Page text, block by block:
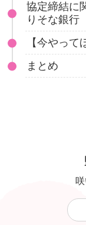
協定締結に
りそな銀
【今やって
まとめ